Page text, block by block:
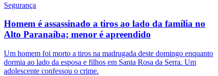
Segurança
Homem é assassinado a tiros ao lado da família no
Alto Paranaíba; menor é apreendido
Um homem foi morto a tiros na madrugada deste domingo enquanto
dormia ao lado da esposa e filhos em Santa Rosa da Serra. Um
adolescente confessou o crime.